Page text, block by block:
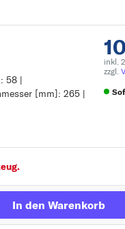
inkl.
zzgl.
58 |
[mm]: 265 |
In den Warenkorb